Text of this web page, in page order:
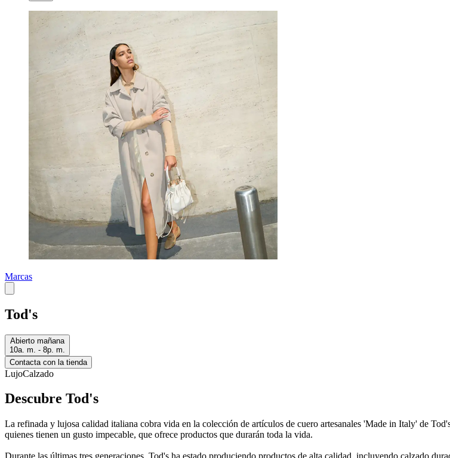
Marcas
Tod's
Abierto mañana
10a. m. - 8p. m.
Contacta con la tienda
LujoCalzado
Descubre Tod's
La refinada y lujosa calidad italiana cobra vida en la colección de artículos de cuero artesanales 'Made in Italy' de
quienes tienen un gusto impecable, que ofrece productos que durarán toda la vida.